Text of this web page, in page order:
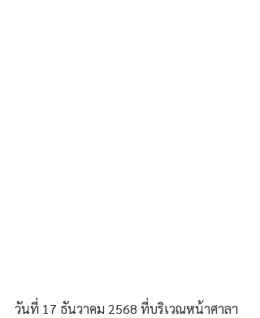
วันที่ 17 ธันวาคม 2568 ที่บริเวณหน้าศาลา